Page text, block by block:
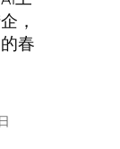
，
春